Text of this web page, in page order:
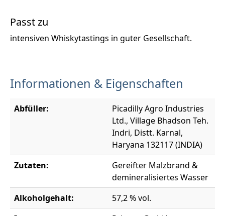
Passt zu
intensiven Whiskytastings in guter Gesellschaft.
Informationen & Eigenschaften
Abfüller:
Picadilly Agro Industries
Ltd., Village Bhadson Teh.
Indri, Distt. Karnal,
Haryana 132117 (INDIA)
Zutaten:
Gereifter Malzbrand &
demineralisiertes Wasser
Alkoholgehalt:
57,2 % vol.